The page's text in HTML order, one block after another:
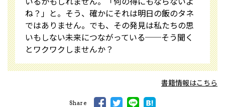
ね？」と。そう、確かにそれは明日の飯のタネ
ではありません。でも、その発見は私たちの思
いもしない未来につながっている──そう聞く
とワクワクしませんか？
書籍情報はこちら
Share